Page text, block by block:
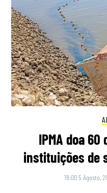
IPMA doa
instituições de
18:00 5 Agosto,